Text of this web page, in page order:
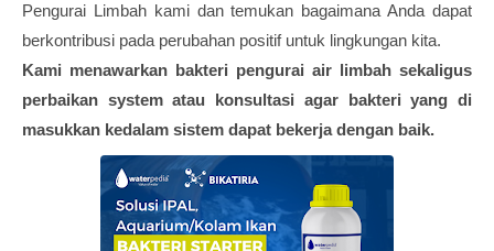
Pengurai Limbah kami dan temukan bagaimana Anda dapat
berkontribusi pada perubahan positif untuk lingkungan kita.
Kami menawarkan bakteri pengurai air limbah sekaligus
perbaikan system atau konsultasi agar bakteri yang di
masukkan kedalam sistem dapat bekerja dengan baik.